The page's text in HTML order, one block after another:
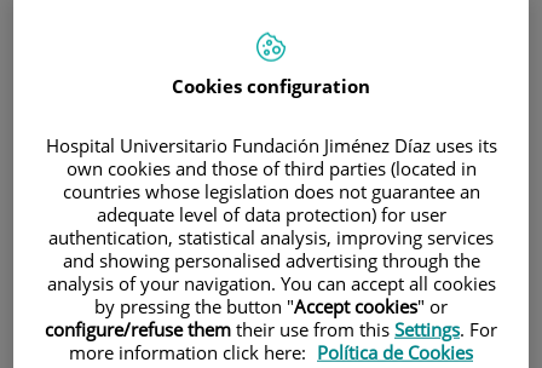
HOME|CURRENT EVENTS| NEWS
|EL INSTITUTO DE INVESTIGACIÓN SANITARIA DE LA
FUNDACIÓN JIMÉNEZ DÍAZ CRECE CON LA ADHESIÓN DEL
CIEMAT AL CONVENIO PARA EL DESARROLLO DE SU
ACTIVIDAD
Cookies configuration
Hospital Universitario Fundación Jiménez Díaz uses its
own cookies and those of third parties (located in
countries whose legislation does not guarantee an
adequate level of data protection) for user
authentication, statistical analysis, improving services
and showing personalised advertising through the
analysis of your navigation. You can accept all cookies
by pressing the button "Accept cookies" or
configure/refuse them their use from this Settings. For
more information click here: Política de Cookies